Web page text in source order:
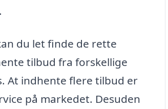
du let finde de rette
tilbud fra forskellige
At indhente flere tilbud er
på markedet. Desuden